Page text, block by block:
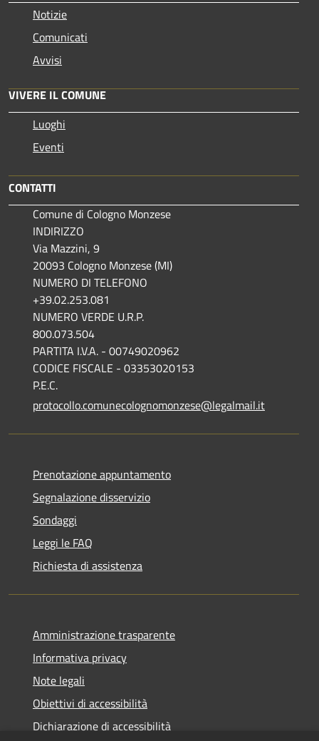
Notizie
Comunicati
Avvisi
VIVERE IL COMUNE
Luoghi
Eventi
CONTATTI
Comune di Cologno Monzese
INDIRIZZO
Via Mazzini, 9
20093 Cologno Monzese (MI)
NUMERO DI TELEFONO
+39.02.253.081
NUMERO VERDE U.R.P.
800.073.504
PARTITA I.V.A. - 00749020962
CODICE FISCALE - 03353020153
P.E.C.
protocollo.comunecolognomonzese@legalmail.it
Prenotazione appuntamento
Segnalazione disservizio
Sondaggi
Leggi le FAQ
Richiesta di assistenza
Amministrazione trasparente
Informativa privacy
Note legali
Obiettivi di accessibilità
Dichiarazione di accessibilità